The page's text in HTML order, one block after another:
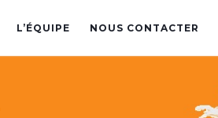
L’ÉQUIPE NOUS CONTACTER